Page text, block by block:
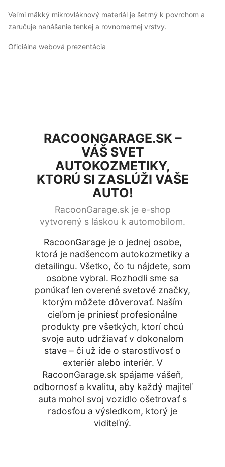
Veľmi mäkký mikrovláknový materiál je šetrný k povrchom a
zaručuje nanášanie tenkej a rovnomernej vrstvy.
Oficiálna webová prezentácia
RACOONGARAGE.SK –
VÁŠ SVET
AUTOKOZMETIKY,
KTORÚ SI ZASLÚŽI VAŠE
AUTO!
RacoonGarage.sk je e-shop
vytvorený s láskou k automobilom.
RacoonGarage je o jednej osobe,
ktorá je nadšencom autokozmetiky a
detailingu. Všetko, čo tu nájdete, som
osobne vybral. Rozhodli sme sa
ponúkať len overené svetové značky,
ktorým môžete dôverovať. Naším
cieľom je priniesť profesionálne
produkty pre všetkých, ktorí chcú
svoje auto udržiavať v dokonalom
stave – či už ide o starostlivosť o
exteriér alebo interiér. V
RacoonGarage.sk spájame vášeň,
odbornosť a kvalitu, aby každý majiteľ
auta mohol svoj vozidlo ošetrovať s
radosťou a výsledkom, ktorý je
viditeľný.